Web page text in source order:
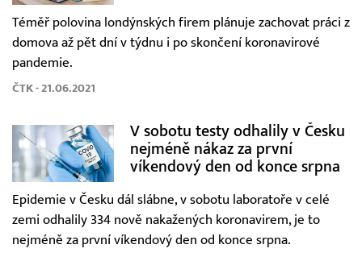
Téměř polovina londýnských firem plánuje zachovat práci z
domova až pět dní v týdnu i po skončení koronavirové
pandemie.
ČTK - 21.06.2021
V sobotu testy odhalily v Česku
nejméně nákaz za první
víkendový den od konce srpna
Epidemie v Česku dál slábne, v sobotu laboratoře v celé
zemi odhalily 334 nově nakažených koronavirem, je to
nejméně za první víkendový den od konce srpna.